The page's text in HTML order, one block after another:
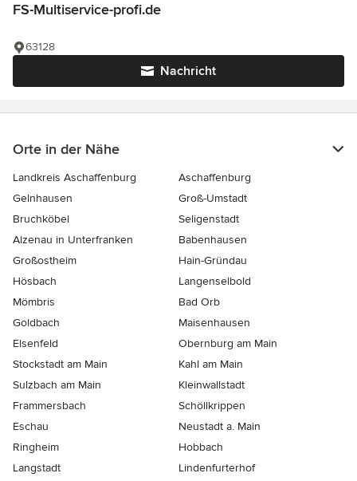
FS-Multiservice-profi.de
Nachricht
63128
Orte in der Nähe
Landkreis Aschaffenburg
Aschaffenburg
Gelnhausen
Groß-Umstadt
Bruchköbel
Seligenstadt
Alzenau in Unterfranken
Babenhausen
Großostheim
Hain-Gründau
Hösbach
Langenselbold
Mömbris
Bad Orb
Goldbach
Maisenhausen
Elsenfeld
Obernburg am Main
Stockstadt am Main
Kahl am Main
Sulzbach am Main
Kleinwallstadt
Frammersbach
Schöllkrippen
Eschau
Neustadt a. Main
Ringheim
Hobbach
Langstadt
Lindenfurterhof